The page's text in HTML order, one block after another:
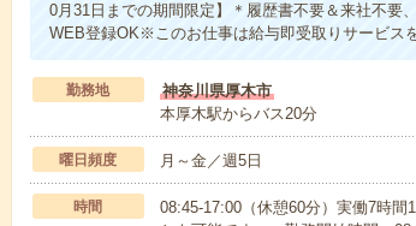
0月31日までの期間限定】＊履歴書不要＆来社不
WEB登録OK※このお仕事は給与即受取りサービス
勤務地
神奈川県厚木市
本厚木駅からバス20分
曜日頻度 月～金／週5日
時間
08:45-17:00（休憩60分）実働7時